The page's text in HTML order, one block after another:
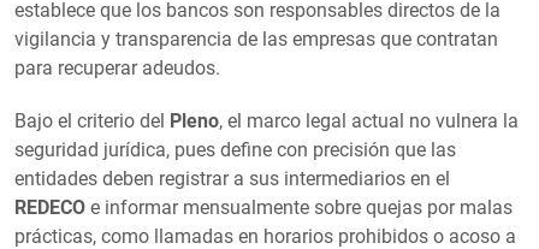
establece que los bancos son responsables directos de la
vigilancia y transparencia de las empresas que contratan
para recuperar adeudos.
Bajo el criterio del Pleno, el marco legal actual no vulnera la
seguridad jurídica, pues define con precisión que las
entidades deben registrar a sus intermediarios en el
REDECO e informar mensualmente sobre quejas por malas
prácticas, como llamadas en horarios prohibidos o acoso a